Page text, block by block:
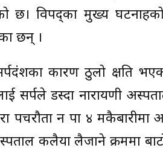
छ। विपद्का मुख्य
छन् ।
कारण ठुलो क्षति
सर्पले डस्दा नारायणी
पचरौता न पा ४
कलैया लैजाने क्रममा